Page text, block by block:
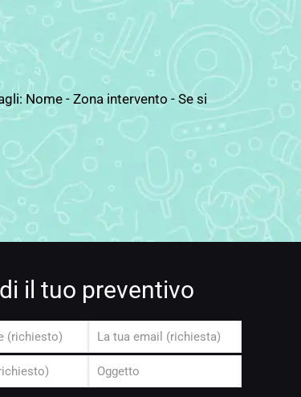
Nome - Zona intervento - Se si
il tuo preventivo